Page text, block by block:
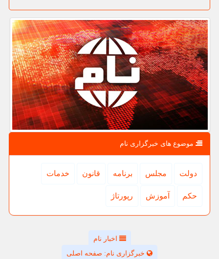
موضوع های خبرگزاری نام
دولت مجلس برنامه قانون خدمات
حكم آموزش رپورتاژ
اخبار نام
خبرگزاری نام: صفحه اصلی